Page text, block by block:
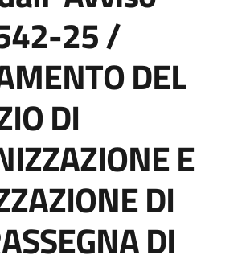
25 /
DEL
DI
E
DI
DI